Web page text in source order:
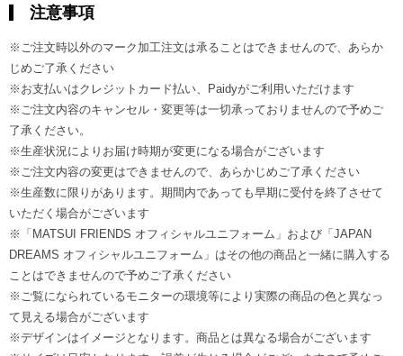
注意事項
※ご注文時以外のマーク加工注文は承ることはできませんので、あらか
じめご了承ください
※お支払いはクレジットカード払い、Paidyがご利用いただけます
※ご注文内容のキャンセル・変更等は一切承っておりませんので予めご
了承ください。
※生産状況によりお届け時期が変更になる場合がございます
※ご注文内容の変更はできませんので、あらかじめご了承ください
※生産数に限りがあります。期間内であっても早期に受付を終了させて
いただく場合がございます
※「MATSUI FRIENDS オフィシャルユニフォーム」および「JAPAN
DREAMS オフィシャルユニフォーム」はその他の商品と一緒に購入する
ことはできませんので予めご了承ください
※ご覧になられているモニターの環境等により実際の商品の色と異なっ
て見える場合がございます
※デザインはイメージとなります。商品とは異なる場合がございます